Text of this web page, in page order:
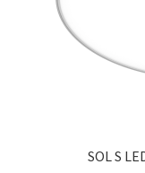
SOL S